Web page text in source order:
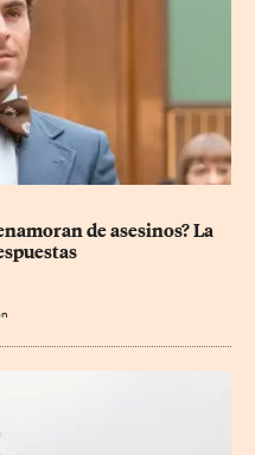
de asesinos? La